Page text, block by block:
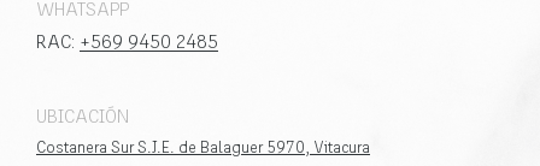
WHATSAPP
RAC: +569 9450 2485
UBICACIÓN
Costanera Sur S.J.E. de Balaguer 5970, Vitacura